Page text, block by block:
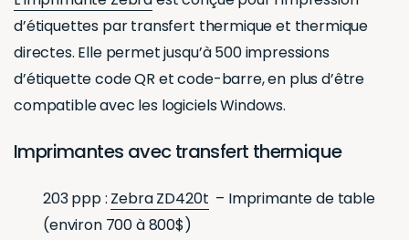
d’étiquettes par transfert thermique et thermique
directes. Elle permet jusqu’à 500 impressions
d’étiquette code QR et code-barre, en plus d’être
compatible avec les logiciels Windows.
Imprimantes avec transfert thermique
203 ppp : Zebra ZD420t – Imprimante de table
(environ 700 à 800$)